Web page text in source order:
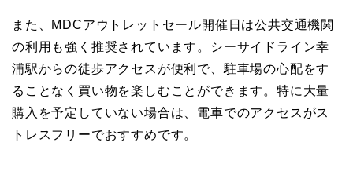
また、MDCアウトレットセール開催日は公共交通機関
の利用も強く推奨されています。シーサイドライン幸
浦駅からの徒歩アクセスが便利で、駐車場の心配をす
ることなく買い物を楽しむことができます。特に大量
購入を予定していない場合は、電車でのアクセスがス
トレスフリーでおすすめです。